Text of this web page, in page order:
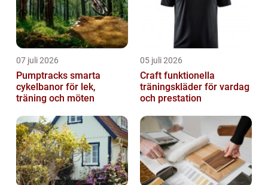
07 juli 2026
Pumptracks smarta
cykelbanor för lek,
träning och möten
05 juli 2026
Craft funktionella
träningskläder för vardag
och prestation